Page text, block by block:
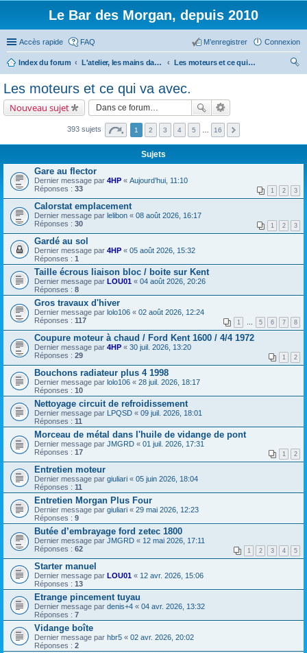
Le Bar des Morgan, depuis 2010
Accès rapide FAQ Connexion
M’enregistrer
Index du forum L'atelier, les mains dans le cambouis.
Les moteurs et ce qui va avec.
Les moteurs et ce qui va avec.
Nouveau sujet
393 sujets 1 2 3 4 5 16
Sujets
Gare au flector
Dernier message par 4HP « Aujourd’hui, 11:10
Réponses : 33 1 2 3
Calorstat emplacement
Dernier message par lelibon « 08 août 2026, 16:17
Réponses : 30 1 2 3
Gardé au sol
Dernier message par 4HP « 05 août 2026, 15:32
Réponses : 1
Taille écrous liaison bloc / boite sur Kent
Dernier message par LOU01 « 04 août 2026, 20:26
Réponses : 8
Gros travaux d'hiver
Dernier message par lolo106 « 02 août 2026, 12:24
Réponses : 117 1 … 5 6 7 8
Coupure moteur à chaud / Ford Kent 1600 / 4/4 1972
Dernier message par 4HP « 30 juil. 2026, 13:20
Réponses : 29 1 2
Bouchons radiateur plus 4 1998
Dernier message par lolo106 « 28 juil. 2026, 18:17
Réponses : 10
Nettoyage circuit de refroidissement
Dernier message par LPQSD « 09 juil. 2026, 18:01
Réponses : 11
Morceau de métal dans l'huile de vidange de pont
Dernier message par JMGRD « 01 juil. 2026, 17:31
Réponses : 17 1 2
Entretien moteur
Dernier message par giuliari « 05 juin 2026, 18:04
Réponses : 11
Entretien Morgan Plus Four
Dernier message par giuliari « 29 mai 2026, 12:23
Réponses : 9
Butée d’embrayage ford zetec 1800
Dernier message par JMGRD « 12 mai 2026, 17:11
Réponses : 62 1 2 3 4 5
Starter manuel
Dernier message par LOU01 « 12 avr. 2026, 15:06
Réponses : 13
Etrange pincement tuyau
Dernier message par denis+4 « 04 avr. 2026, 13:32
Réponses : 7
Vidange boîte
Dernier message par hbr5 « 02 avr. 2026, 20:02
Réponses : 2